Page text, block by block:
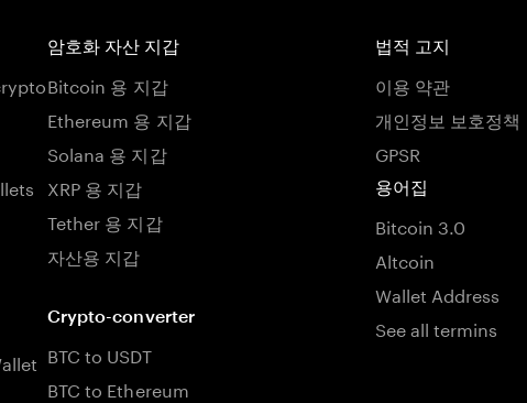
암호화 자산 지갑
Bitcoin 용 지갑
Ethereum 용 지갑
Solana 용 지갑
XRP 용 지갑
Tether 용 지갑
자산용 지갑
Crypto-converter
BTC to USDT
BTC to Ethereum
법적 고지
이용 약관
개인정보 보호정책
GPSR
용어집
Bitcoin 3.0
Altcoin
Wallet Address
See all termins